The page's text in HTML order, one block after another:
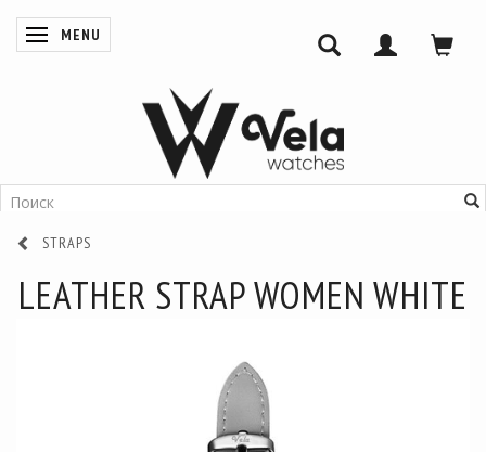
ПЕРЕКЛЮЧИТЬ НАВИГАЦИЮ
MENU
STRAPS
LEATHER STRAP WOMEN WHITE